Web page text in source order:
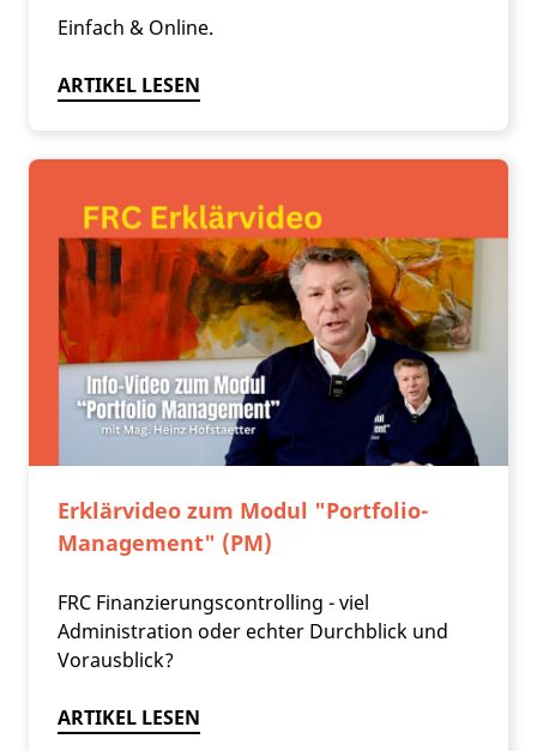
Einfach & Online.
ARTIKEL LESEN
Erklärvideo zum Modul "Portfolio-
Management" (PM)
FRC Finanzierungscontrolling - viel
Administration oder echter Durchblick und
Vorausblick?
ARTIKEL LESEN